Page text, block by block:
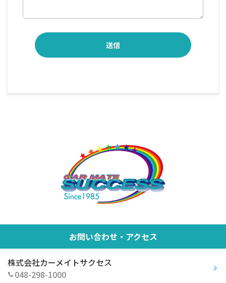
お問い合わせ・アクセス
株式会社カーメイトサクセス
048-298-1000